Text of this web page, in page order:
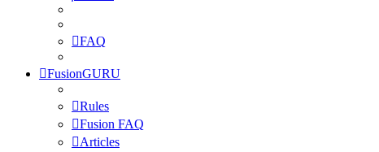
FAQ
FusionGURU
Rules
Fusion FAQ
Articles